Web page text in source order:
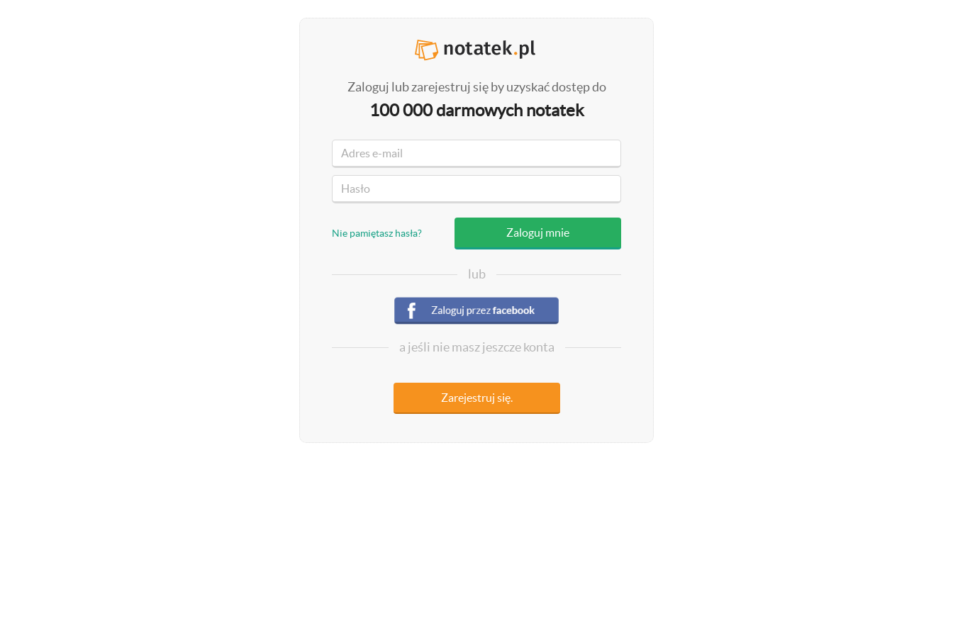
Zaloguj lub zarejestruj się by uzyskać dostęp do
100 000 darmowych notatek
Nie pamiętasz hasła?
lub
a jeśli nie masz jeszcze konta
Zarejestruj się.